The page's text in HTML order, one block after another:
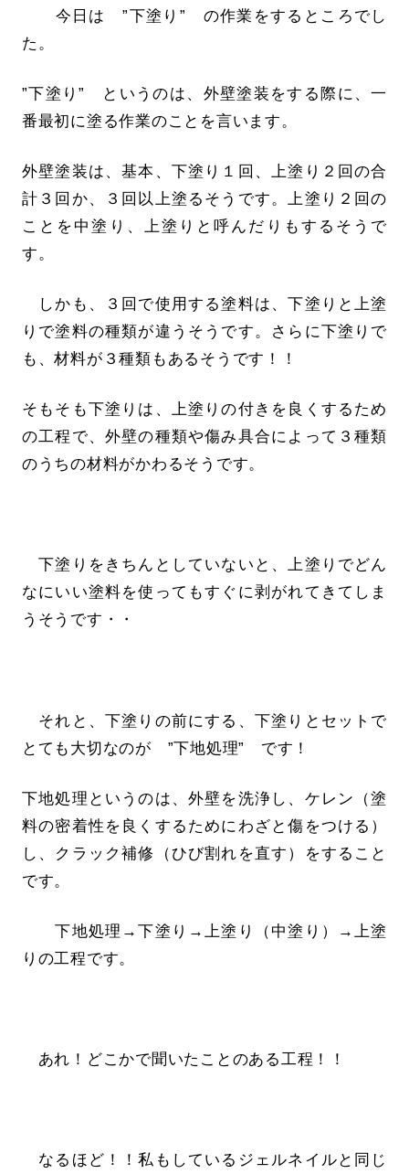
今日は ”下塗り” の作業をするところでし
た。
”下塗り” というのは、外壁塗装をする際に、一
番最初に塗る作業のことを言います。
外壁塗装は、基本、下塗り１回、上塗り２回の合
計３回か、３回以上塗るそうです。上塗り２回の
ことを中塗り、上塗りと呼んだりもするそうで
す。
しかも、３回で使用する塗料は、下塗りと上塗
りで塗料の種類が違うそうです。さらに下塗りで
も、材料が３種類もあるそうです！！
そもそも下塗りは、上塗りの付きを良くするため
の工程で、外壁の種類や傷み具合によって３種類
のうちの材料がかわるそうです。
下塗りをきちんとしていないと、上塗りでどん
なにいい塗料を使ってもすぐに剥がれてきてしま
うそうです・・
それと、下塗りの前にする、下塗りとセットで
とても大切なのが ”下地処理” です！
下地処理というのは、外壁を洗浄し、ケレン（塗
料の密着性を良くするためにわざと傷をつける）
し、クラック補修（ひび割れを直す）をすること
です。
下地処理→下塗り→上塗り（中塗り）→上塗
りの工程です。
あれ！どこかで聞いたことのある工程！！
なるほど！！私もしているジェルネイルと同じ